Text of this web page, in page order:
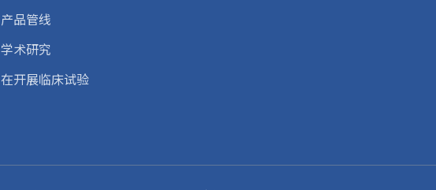
产品管线
学术研究
在开展临床试验